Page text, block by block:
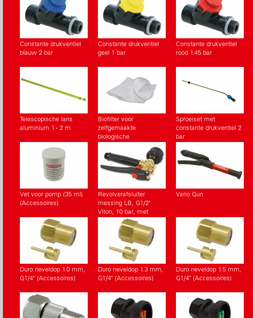
Constante drukventiel
blauw 2 bar
Constante drukventiel
geel 1 bar
Constante drukventiel
rood 1.45 bar
Telescopische lans
aluminium 1 - 2 m
Biofilter voor
zelfgemaakte
biologische
(Accessoires)
Sproeiset met
constante drukventiel 2
bar
Vet voor pomp (35 ml)
(Accessoires)
Revolverafsluiter
messing LB, G1/2"
Viton, 10 bar, met
manometer
(Accessoires)
Vario Gun
Duro neveldop 1.0 mm,
G1/4" (Accessoires)
Duro neveldop 1.3 mm,
G1/4" (Accessoires)
Duro neveldop 1.5 mm,
G1/4" (Accessoires)